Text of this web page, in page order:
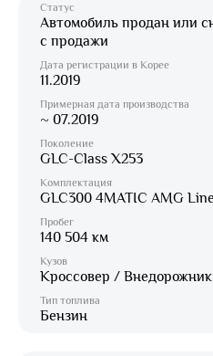
Статус
Автомобиль продан или
с продажи
Дата регистрации в Корее
11.2019
Примерная дата производства
~ 07.2019
Поколение
GLC-Class X253
Комплектация
GLC300 4MATIC AMG
Пробег
140 504 км
Кузов
Кроссовер / Внедорожник
Тип топлива
Бензин